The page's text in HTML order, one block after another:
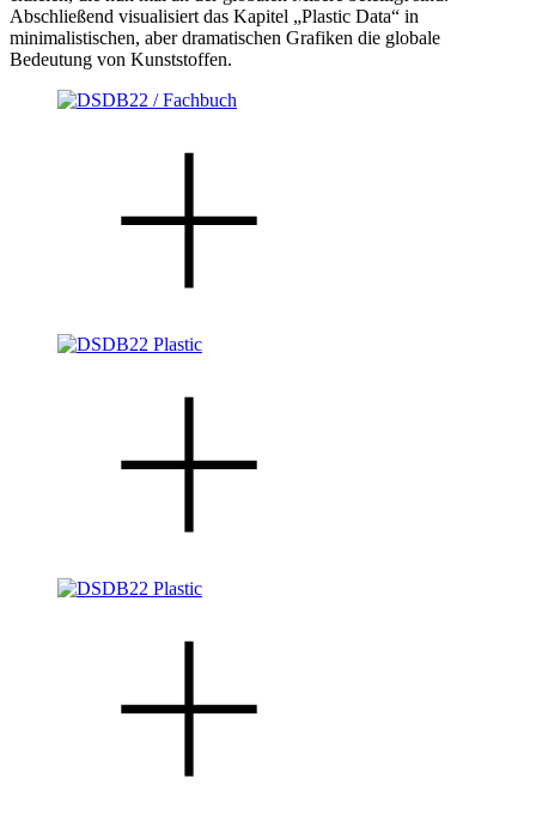
Abschließend visualisiert das Kapitel „Plastic Data“ in
minimalistischen, aber dramatischen Grafiken die globale
Bedeutung von Kunststoffen.